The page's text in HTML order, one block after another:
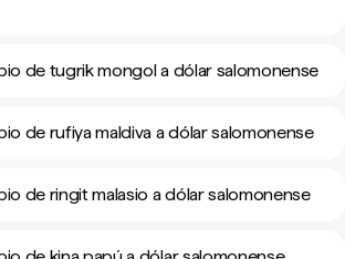
de tugrik mongol a dólar salomonense
de rufiya maldiva a dólar salomonense
de ringit malasio a dólar salomonense